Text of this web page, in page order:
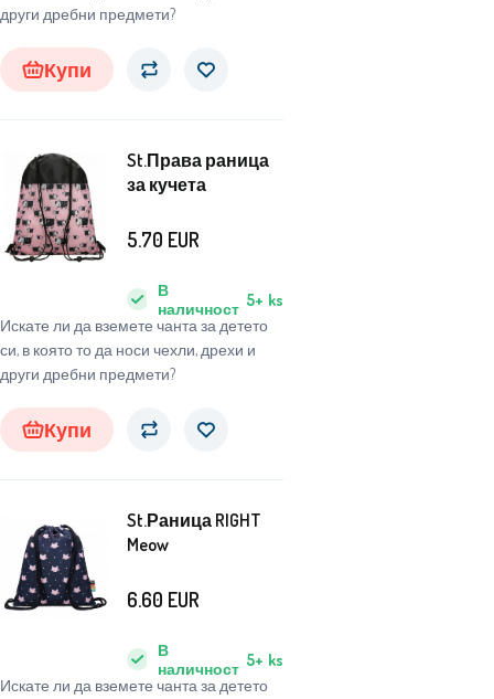
други дребни предмети?
Купи
St.Права раница
за кучета
Искате ли да вземете чанта за детето
си, в която то да носи чехли, дрехи и
други дребни предмети?
В
наличност 5+ ks
5.70 EUR
Купи
St.Раница RIGHT
Meow
Искате ли да вземете чанта за детето
В
наличност 5+ ks
6.60 EUR